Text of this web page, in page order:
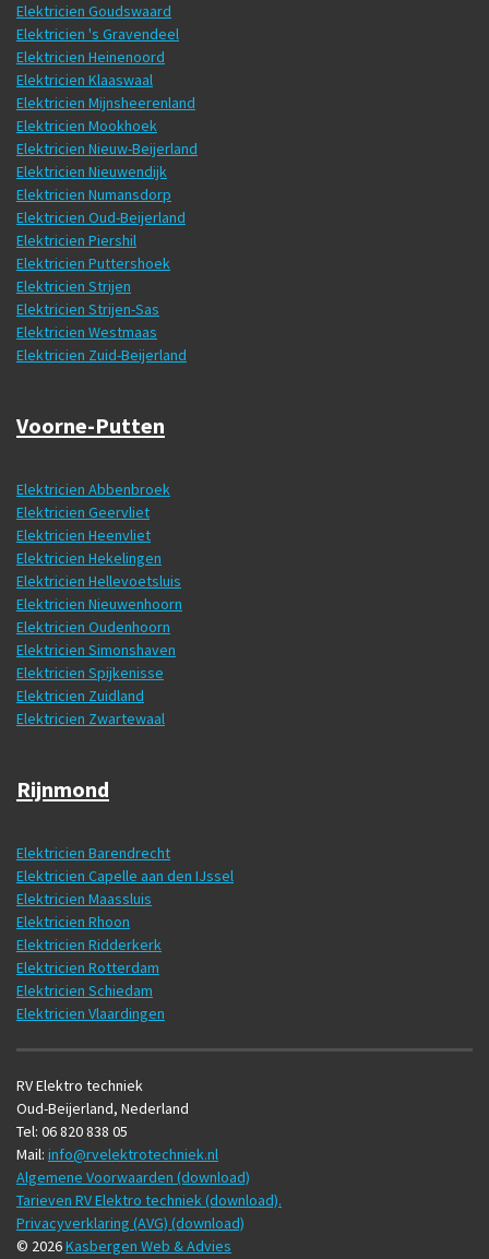
Elektricien Goudswaard
Elektricien 's Gravendeel
Elektricien Heinenoord
Elektricien Klaaswaal
Elektricien Mijnsheerenland
Elektricien Mookhoek
Elektricien Nieuw-Beijerland
Elektricien Nieuwendijk
Elektricien Numansdorp
Elektricien Oud-Beijerland
Elektricien Piershil
Elektricien Puttershoek
Elektricien Strijen
Elektricien Strijen-Sas
Elektricien Westmaas
Elektricien Zuid-Beijerland
Voorne-Putten
Elektricien Abbenbroek
Elektricien Geervliet
Elektricien Heenvliet
Elektricien Hekelingen
Elektricien Hellevoetsluis
Elektricien Nieuwenhoorn
Elektricien Oudenhoorn
Elektricien Simonshaven
Elektricien Spijkenisse
Elektricien Zuidland
Elektricien Zwartewaal
Rijnmond
Elektricien Barendrecht
Elektricien Capelle aan den IJssel
Elektricien Maassluis
Elektricien Rhoon
Elektricien Ridderkerk
Elektricien Rotterdam
Elektricien Schiedam
Elektricien Vlaardingen
RV Elektro techniek
Oud-Beijerland, Nederland
Tel: 06 820 838 05
Mail: info@rvelektrotechniek.nl
Algemene Voorwaarden (download)
Tarieven RV Elektro techniek (download).
Privacyverklaring (AVG) (download)
© 2026Kasbergen Web & Advies